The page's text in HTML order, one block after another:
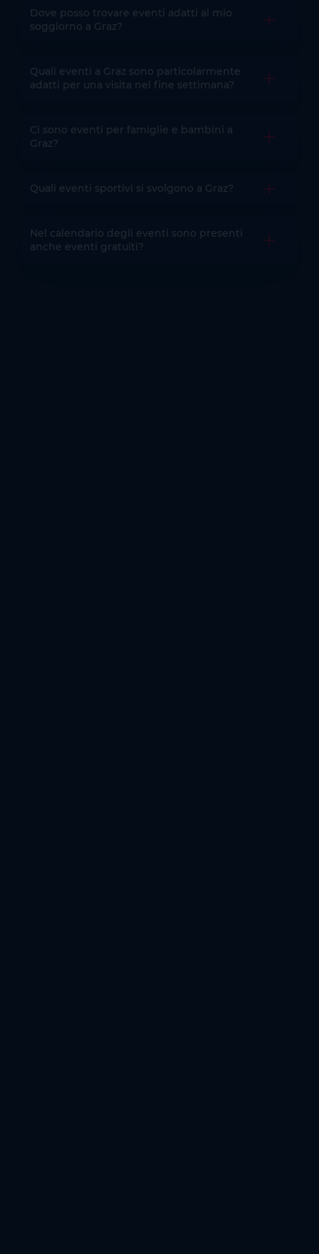
Dove posso trovare eventi adatti al mio
soggiorno a Graz?
Aprire la
Quali eventi a Graz sono particolarmente
adatti per una visita nel fine settimana?
Aprire la
Ci sono eventi per famiglie e bambini a
Graz?
Aprire la
Quali eventi sportivi si svolgono a Graz? Aprire la
Nel calendario degli eventi sono presenti
anche eventi gratuiti?
Aprire la